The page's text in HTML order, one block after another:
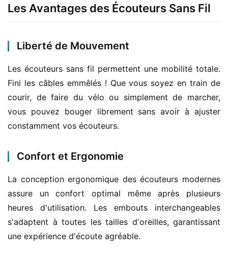
Les Avantages des Écouteurs Sans Fil
Liberté de Mouvement
Les écouteurs sans fil permettent une mobilité totale.
Fini les câbles emmêlés ! Que vous soyez en train de
courir, de faire du vélo ou simplement de marcher,
vous pouvez bouger librement sans avoir à ajuster
constamment vos écouteurs.
Confort et Ergonomie
La conception ergonomique des écouteurs modernes
assure un confort optimal même après plusieurs
heures d'utilisation. Les embouts interchangeables
s'adaptent à toutes les tailles d'oreilles, garantissant
une expérience d'écoute agréable.